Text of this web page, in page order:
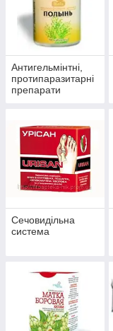
Антигельмінтні,
протипаразитарні
препарати
Сечовидільна
система